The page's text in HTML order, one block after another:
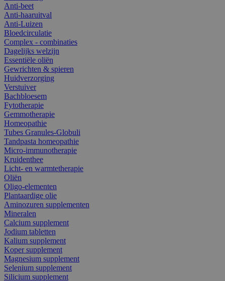
Anti-beet
Anti-haaruitval
Anti-Luizen
Bloedcirculatie
Complex - combinaties
Dagelijks welzijn
Essentiële oliën
Gewrichten & spieren
Huidverzorging
Verstuiver
Bachbloesem
Fytotherapie
Gemmotherapie
Homeopathie
Tubes Granules-Globuli
Tandpasta homeopathie
Micro-immunotherapie
Kruidenthee
Licht- en warmtetherapie
Oliën
Oligo-elementen
Plantaardige olie
Aminozuren supplementen
Mineralen
Calcium supplement
Jodium tabletten
Kalium supplement
Koper supplement
Magnesium supplement
Selenium supplement
Silicium supplement